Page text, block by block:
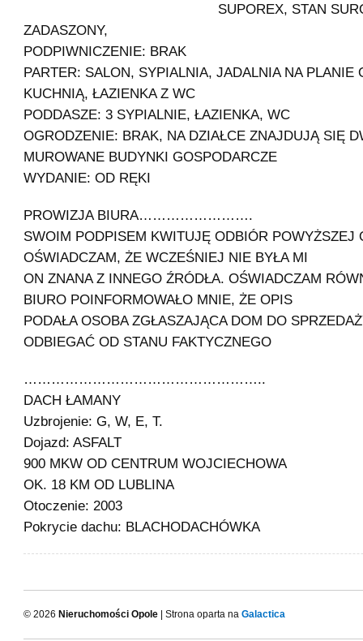
SUPOREX, STAN
ZADASZONY,
PODPIWNICZENIE: BRAK
PARTER: SALON, SYPIALNIA, JADALNIA NA PLANIE
KUCHNIĄ, ŁAZIENKA Z WC
PODDASZE: 3 SYPIALNIE, ŁAZIENKA, WC
OGRODZENIE: BRAK, NA DZIAŁCE ZNAJDUJĄ SIĘ
MUROWANE BUDYNKI GOSPODARCZE
WYDANIE: OD RĘKI
PROWIZJA BIURA…………………….
SWOIM PODPISEM KWITUJĘ ODBIÓR POWYŻSZEJ
OŚWIADCZAM, ŻE WCZEŚNIEJ NIE BYŁA MI
ON ZNANA Z INNEGO ŹRÓDŁA. OŚWIADCZAM
BIURO POINFORMOWAŁO MNIE, ŻE OPIS
PODAŁA OSOBA ZGŁASZAJĄCA DOM DO
ODBIEGAĆ OD STANU FAKTYCZNEGO
……………………………………………..
DACH ŁAMANY
Uzbrojenie: G, W, E, T.
Dojazd: ASFALT
900 MKW OD CENTRUM WOJCIECHOWA
OK. 18 KM OD LUBLINA
Otoczenie: 2003
Pokrycie dachu: BLACHODACHÓWKA
© 2026 Nieruchomości Opole | Strona oparta na Galactica